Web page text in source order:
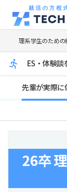
就活の方程
理系学生のための
ES・体験談
先輩が実際に
26卒